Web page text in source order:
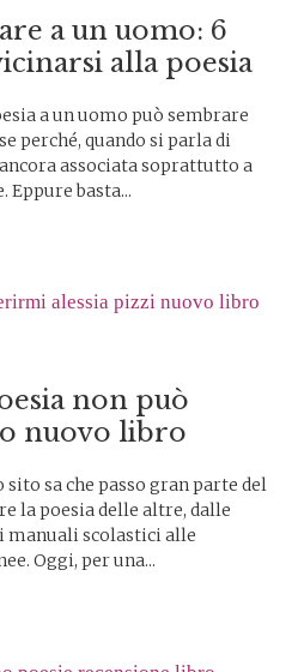
a un uomo: 6
alla poesia
a un uomo può sembrare
perché, quando si parla di
associata soprattutto a
basta...
non può
nuovo libro
sito sa che passo gran parte del
la poesia delle altre, dalle
scolastici alle
Oggi, per una...